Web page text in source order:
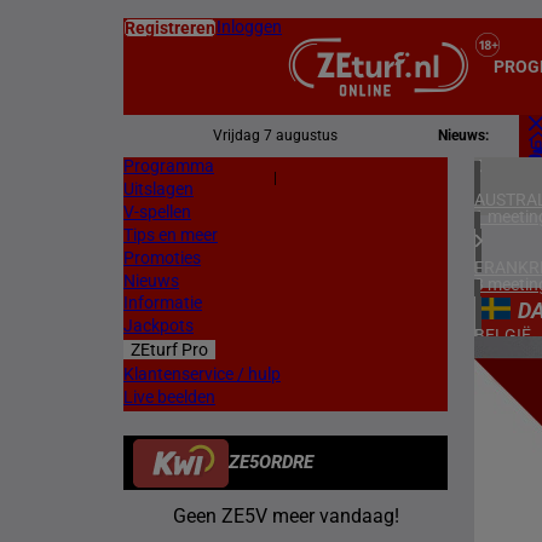
RegistrerenInloggen
Vrijdag 7 augustus Nieuws:
Programma
Uitslagen
V-spellen
Tips en meer
Promoties
Nieuws
Informatie
Jackpots
ZEturf Pro
Klantenservice / hulp
Live beelden
ZE5ORDRE
Geen ZE5V meer vandaag!
1
3
BELGIË
ZWEDEN
3
2
19/05/